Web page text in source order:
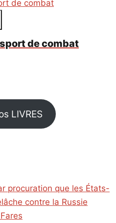
de combat
LIVRES
procuration que les États-
contre la Russie